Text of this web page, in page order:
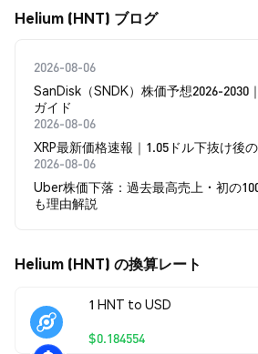
Helium (HNT) ブログ
2026-08-06
SanDisk（SNDK）株価予想2026-2030
ガイド
2026-08-06
XRP最新価格速報｜1.05ドル下抜け後
2026-08-06
Uber株価下落：過去最高売上・初の
も理由解説
Helium (HNT) の換算レート
1 HNT to USD
$0.184554